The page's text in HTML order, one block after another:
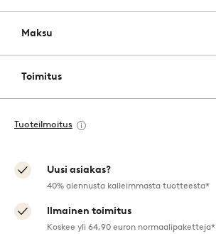
Maksu
Toimitus
Tuoteilmoitus
Uusi asiakas?
40% alennusta kalleimmasta tuotteesta*
Ilmainen toimitus
Koskee yli 64,90 euron normaalipaketteja*